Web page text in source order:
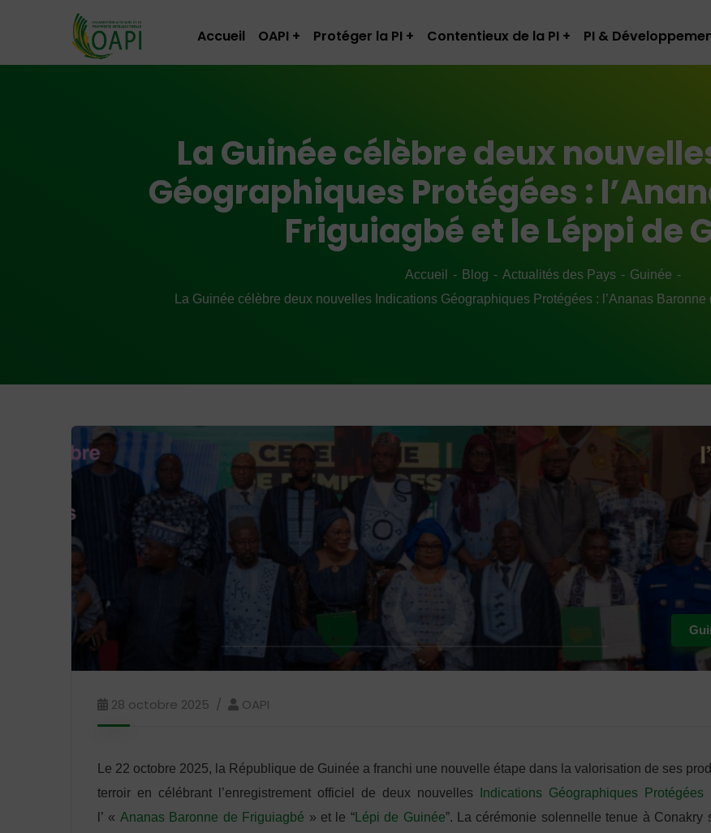
Accueil OAPI Protéger la PI Contentieux de la PI PI &
La Guinée célèbre deux
Géographiques Protégées :
Friguiagbé et le Léppi de
Accueil Blog Actualités des Pays
Guinée
La Guinée célèbre deux nouvelles Indications Géographiques Protégées : l’Ananas
28 octobre 2025 OAPI
Le 22 octobre 2025, la République de Guinée a franchi une nouvelle étape dans la valorisation de ses
terroir en célébrant l’enregistrement officiel de deux nouvelles
Indications Géographiques Protégées
l’ « Ananas Baronne de Friguiagbé » et le “Lépi de Guinée”. La cérémonie solennelle tenue à Conakry